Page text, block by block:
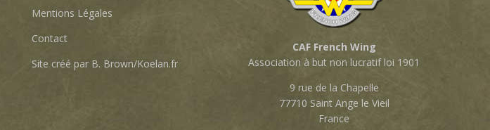
Mentions Légales
Contact
Site créé par B. Brown/Koelan.fr
CAF French Wing
Association à but non lucratif loi 1901
9 rue de la Chapelle
77710 Saint Ange le Vieil
France